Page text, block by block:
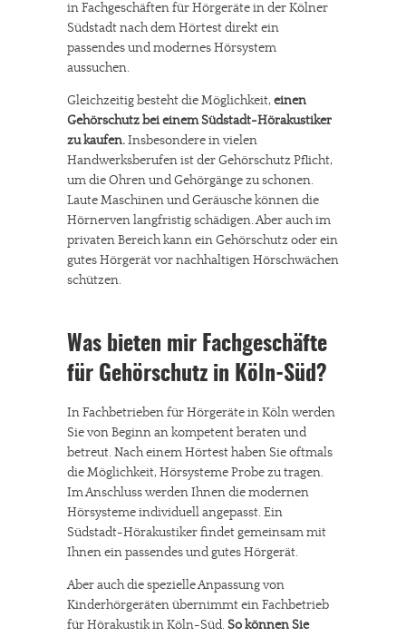
in Fachgeschäften für Hörgeräte in der Kölner
Südstadt nach dem Hörtest direkt ein
passendes und modernes Hörsystem
aussuchen.
Gleichzeitig besteht die Möglichkeit, einen
Gehörschutz bei einem Südstadt-Hörakustiker
zu kaufen.Insbesondere in vielen
Handwerksberufen ist der Gehörschutz Pflicht,
um die Ohren und Gehörgänge zu schonen.
Laute Maschinen und Geräusche können die
Hörnerven langfristig schädigen. Aber auch im
privaten Bereich kann ein Gehörschutz oder ein
gutes Hörgerät vor nachhaltigen Hörschwächen
schützen.
Was bieten mir Fachgeschäfte
für Gehörschutz in Köln-Süd?
In Fachbetrieben für Hörgeräte in Köln werden
Sie von Beginn an kompetent beraten und
betreut. Nach einem Hörtest haben Sie oftmals
die Möglichkeit, Hörsysteme Probe zu tragen.
Im Anschluss werden Ihnen die modernen
Hörsysteme individuell angepasst. Ein
Südstadt-Hörakustiker findet gemeinsam mit
Ihnen ein passendes und gutes Hörgerät.
Aber auch die spezielle Anpassung von
Kinderhörgeräten übernimmt ein Fachbetrieb
für Hörakustik in Köln-Süd. So können Sie